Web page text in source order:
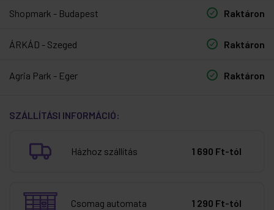
Shopmark - Budapest Raktáron
ÁRKÁD - Szeged Raktáron
Agria Park - Eger Raktáron
SZÁLLÍTÁSI INFORMÁCIÓ:
Házhoz szállítás 1 690 Ft-tól
Csomag automata 1 290 Ft-tól